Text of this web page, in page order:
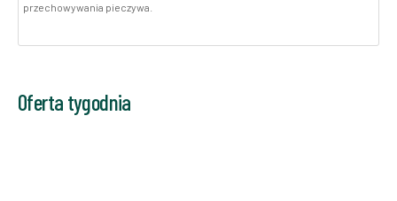
przechowywania pieczywa.
Oferta tygodnia